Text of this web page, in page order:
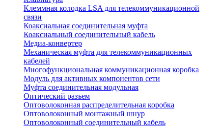
Клеммная колодка LSA для телекоммуникационной
связи
Коаксиальная соединительная муфта
Коаксиальный соединительный кабель
Медиа-конвертер
Механическая муфта для телекоммуникационных
кабелей
Многофункциональная коммуникационная коробка
Модуль для активных компонентов сети
Муфта соединительная модульная
Оптический разъем
Оптоволоконная распределительная коробка
Оптоволоконный монтажный шнур
Оптоволоконный соединительный кабель